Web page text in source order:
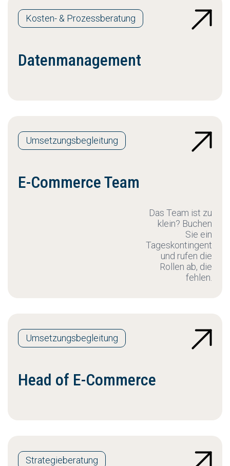
Kosten- & Prozessberatung
Datenmanagement
Umsetzungsbegleitung
E-Commerce Team
Das Team ist zu
klein? Buchen
Sie ein
Tageskontingent
und rufen die
Rollen ab, die
fehlen.
Umsetzungsbegleitung
Head of E-Commerce
Strategieberatung